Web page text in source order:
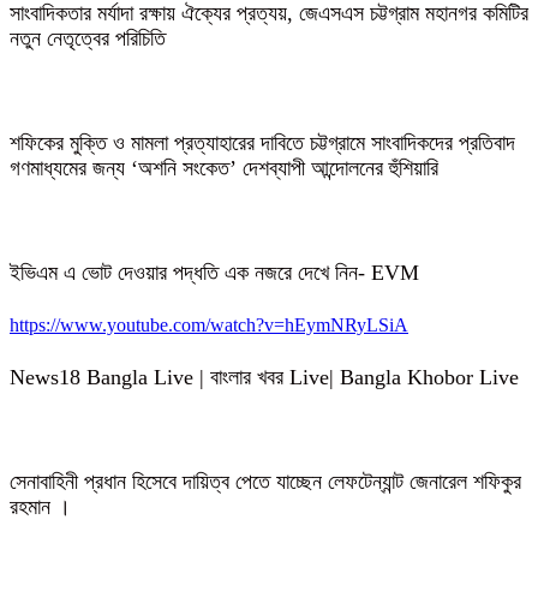
সাংবাদিকতার মর্যাদা রক্ষায় ঐক্যের প্রত্যয়, জেএসএস চট্টগ্রাম মহানগর কমিটির
নতুন নেতৃত্বের পরিচিতি
শফিকের মুক্তি ও মামলা প্রত্যাহারের দাবিতে চট্টগ্রামে সাংবাদিকদের প্রতিবাদ
গণমাধ্যমের জন্য ‘অশনি সংকেত’ দেশব্যাপী আন্দোলনের হুঁশিয়ারি
ইভিএম এ ভোট দেওয়ার পদ্ধতি এক নজরে দেখে নিন- EVM
https://www.youtube.com/watch?v=hEymNRyLSiA
News18 Bangla Live | বাংলার খবর Live| Bangla Khobor Live
সেনাবাহিনী প্রধান হিসেবে দায়িত্ব পেতে যাচ্ছেন লেফটেন্যান্ট জেনারেল শফিকুর
রহমান ।